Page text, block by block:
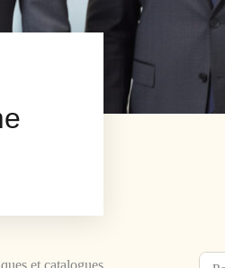
et catalogues